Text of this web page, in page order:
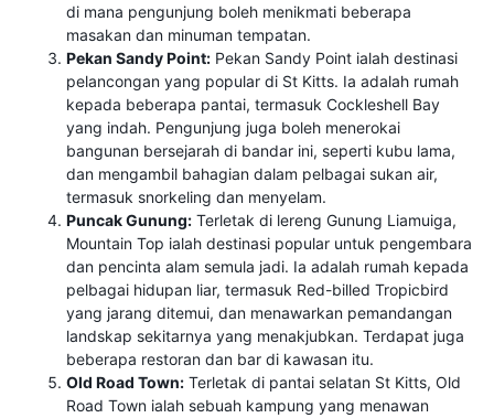
di mana pengunjung boleh menikmati beberapa
masakan dan minuman tempatan.
Pekan Sandy Point: Pekan Sandy Point ialah destinasi
pelancongan yang popular di St Kitts. Ia adalah rumah
kepada beberapa pantai, termasuk Cockleshell Bay
yang indah. Pengunjung juga boleh menerokai
bangunan bersejarah di bandar ini, seperti kubu lama,
dan mengambil bahagian dalam pelbagai sukan air,
termasuk snorkeling dan menyelam.
Puncak Gunung: Terletak di lereng Gunung Liamuiga,
Mountain Top ialah destinasi popular untuk pengembara
dan pencinta alam semula jadi. Ia adalah rumah kepada
pelbagai hidupan liar, termasuk Red-billed Tropicbird
yang jarang ditemui, dan menawarkan pemandangan
landskap sekitarnya yang menakjubkan. Terdapat juga
beberapa restoran dan bar di kawasan itu.
Old Road Town: Terletak di pantai selatan St Kitts, Old
Road Town ialah sebuah kampung yang menawan